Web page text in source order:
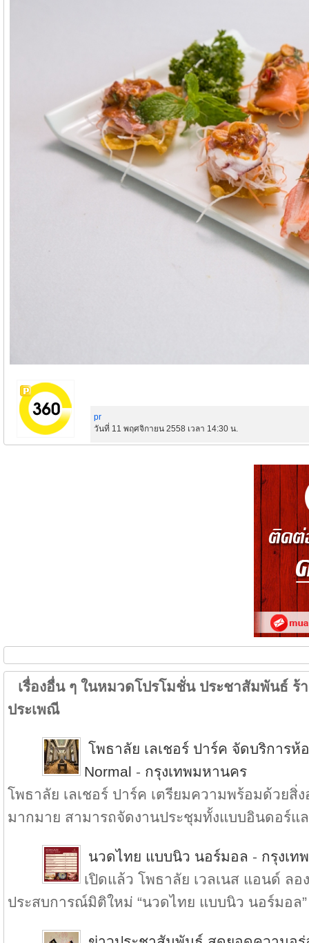
pr
วันที่ 11 พฤศจิกายน 2558 เวลา 14:30 น.
เรื่องอื่น ๆ ในหมวดโปรโมชั่น ประชาสัมพันธ์ ร้
ประเพณี
โพธาลัย เลเชอร์ ปาร์ค จัดบริการห้
Normal - กรุงเทพมหานคร
โพธาลัย เลเชอร์ ปาร์ค เตรียมความพร้อมด้วยสิ่
มากมาย สามารถจัดงานประชุมทั้งแบบอินดอร์แ
นวดไทย แบบนิว นอร์มอล - กรุงเท
เปิดแล้ว โพธาลัย เวลเนส แอนด์ ล
ประสบการณ์มิติใหม่ “นวดไทย แบบนิว นอร์มอล